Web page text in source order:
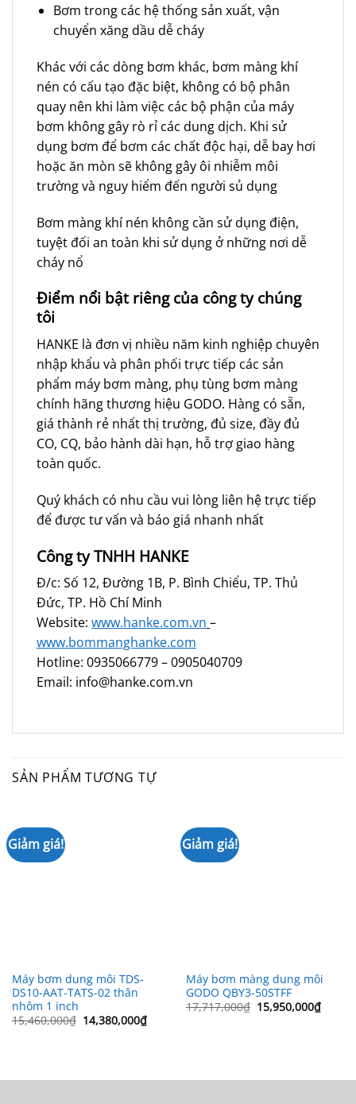
Bơm trong các hệ thống sản xuất, vận
chuyển xăng dầu dễ cháy
Khác với các dòng bơm khác, bơm màng khí
nén có cấu tạo đặc biệt, không có bộ phân
quay nên khi làm việc các bộ phận của máy
bơm không gây rò rỉ các dung dịch. Khi sử
dụng bơm để bơm các chất độc hại, dễ bay hơi
hoặc ăn mòn sẽ không gây ôi nhiễm môi
trường và nguy hiểm đến người sủ dụng
Bơm màng khí nén không cần sử dụng điện,
tuyệt đối an toàn khi sử dụng ở những nơi dễ
cháy nổ
Điểm nổi bật riêng của công ty chúng
tôi
HANKE là đơn vị nhiều năm kinh nghiệp chuyên
nhập khẩu và phân phối trực tiếp các sản
phẩm máy bơm màng, phụ tùng bơm màng
chính hãng thương hiệu GODO. Hàng có sẵn,
giá thành rẻ nhất thị trường, đủ size, đầy đủ
CO, CQ, bảo hành dài hạn, hỗ trợ giao hàng
toàn quốc.
Quý khách có nhu cầu vui lòng liên hệ trực tiếp
để được tư vấn và báo giá nhanh nhất
Công ty TNHH HANKE
Đ/c: Số 12, Đường 1B, P. Bình Chiểu, TP. Thủ
Đức, TP. Hồ Chí Minh
Website: www.hanke.com.vn –
www.bommanghanke.com
Hotline: 0935066779 – 0905040709
Email: info@hanke.com.vn
SẢN PHẨM TƯƠNG TỰ
Giảm giá!
Máy bơm dung môi TDS-
DS10-AAT-TATS-02 thân
nhôm 1 inch
15,460,000₫ Giá
gốc
14,380,000₫Giá
hiện
Giảm giá!
Máy bơm màng dung môi
GODO QBY3-50STFF
17,717,000₫ Giá
gốc
15,950,000₫Giá
hiện